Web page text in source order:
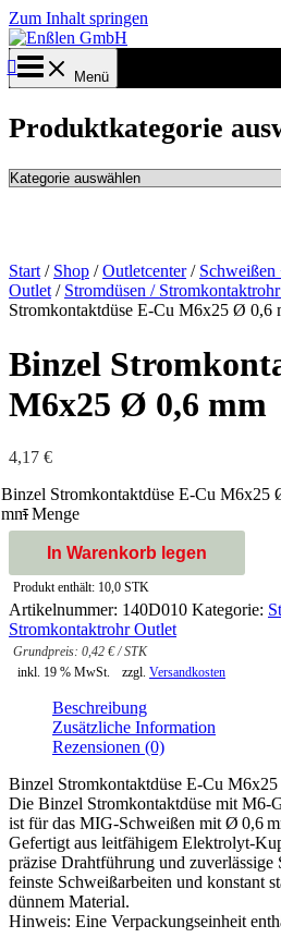
Zum Inhalt springen
Menü
Produktkategorie
Start / Shop /Outletcenter/ Schweißen
Outlet / Stromdüsen /
Stromkontaktdüse E-Cu M6x25 Ø 0,6
Binzel
M6x25 Ø 0,6 mm
4,17 €
-
Binzel Stromkontaktdüse E-Cu M6x25
mm Menge
In Warenkorb legen
Produkt enthält: 10,0 STK
Artikelnummer: 140D010 Kategorie:
Stromkontaktrohr Outlet
0,42 €/STK
inkl. 19 % MwSt.
zzgl. Versandkosten
Beschreibung
Zusätzliche Information
Rezensionen (0)
Binzel Stromkontaktdüse E-Cu
Die Binzel Stromkontaktdüse mit M6-
ist für das MIG-Schweißen mit Ø 0,6
Gefertigt aus leitfähigem Elektrolyt-
präzise Drahtführung und
feinste Schweißarbeiten und konstant
dünnem Material.
Hinweis: Eine Verpackungseinheit